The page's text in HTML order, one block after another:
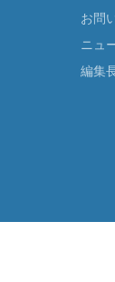
お問
ニュ
編集